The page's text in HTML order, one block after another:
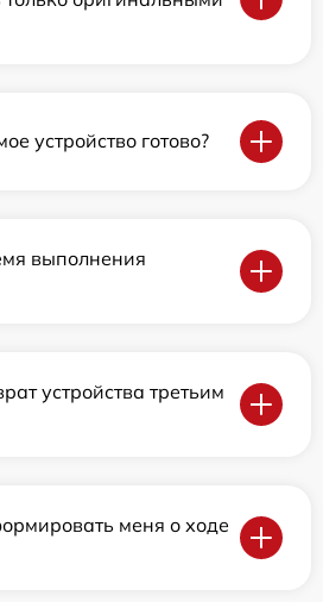
устройство готово?
выполнения
устройства третьим
меня о ходе